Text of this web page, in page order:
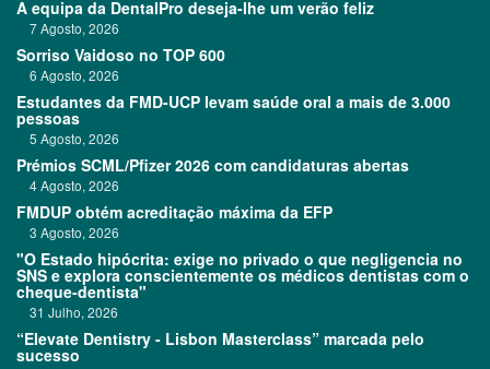
A equipa da DentalPro deseja-lhe um verão feliz
7 Agosto, 2026
Sorriso Vaidoso no TOP 600
6 Agosto, 2026
Estudantes da FMD-UCP levam saúde oral a mais de 3.000
pessoas
5 Agosto, 2026
Prémios SCML/Pfizer 2026 com candidaturas abertas
4 Agosto, 2026
FMDUP obtém acreditação máxima da EFP
3 Agosto, 2026
"O Estado hipócrita: exige no privado o que negligencia no
SNS e explora conscientemente os médicos dentistas com o
cheque-dentista"
31 Julho, 2026
“Elevate Dentistry - Lisbon Masterclass” marcada pelo
sucesso